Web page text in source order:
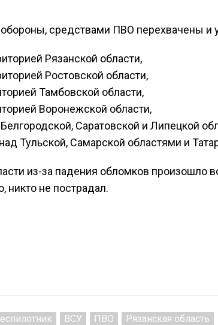
средствами ПВО перехвачены и
Рязанской области,
Ростовской области,
Тамбовской области,
Воронежской области,
Саратовской и Липецкой
Тульской, Самарской областями и
из-за падения обломков произошло
никто не пострадал.
ВСУ ПВО Рязанская область